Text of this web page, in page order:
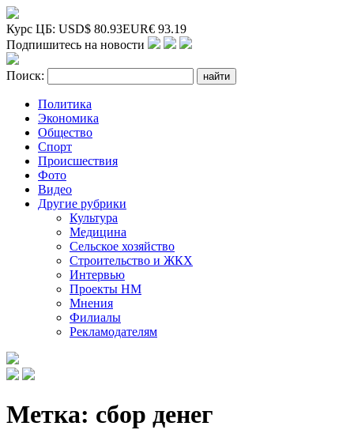
Курс ЦБ: USD$ 80.93EUR€ 93.19
Подпишитесь на новости
Поиск:
Политика
Экономика
Общество
Спорт
Происшествия
Фото
Видео
Другие рубрики
Культура
Медицина
Сельское хозяйство
Строительство и ЖКХ
Интервью
Проекты НМ
Мнения
Филиалы
Рекламодателям
Метка: сбор денег